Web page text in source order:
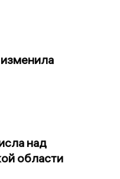
над
области